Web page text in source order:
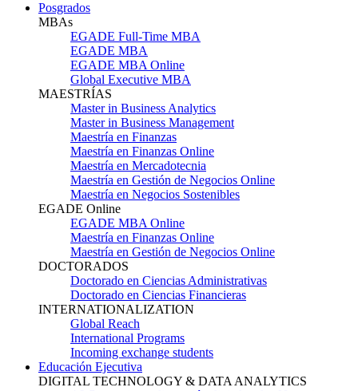
Posgrados
MBAs
EGADE Full-Time MBA
EGADE MBA
EGADE MBA Online
Global Executive MBA
MAESTRÍAS
Master in Business Analytics
Master in Business Management
Maestría en Finanzas
Maestría en Finanzas Online
Maestría en Mercadotecnia
Maestría en Gestión de Negocios Online
Maestría en Negocios Sostenibles
EGADE Online
EGADE MBA Online
Maestría en Finanzas Online
Maestría en Gestión de Negocios Online
DOCTORADOS
Doctorado en Ciencias Administrativas
Doctorado en Ciencias Financieras
INTERNATIONALIZATION
Global Reach
International Programs
Incoming exchange students
Educación Ejecutiva
DIGITAL TECHNOLOGY & DATA ANALYTICS